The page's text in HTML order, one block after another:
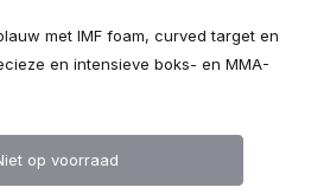
met IMF foam, curved target en
en intensieve boks- en MMA-
op voorraad